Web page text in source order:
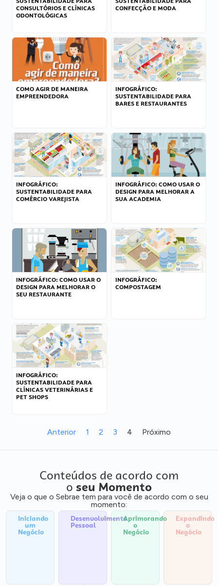
CONSULTÓRIOS E CLÍNICAS
ODONTOLÓGICAS
CONFECÇÃO E MODA
COMO AGIR DE MANEIRA
EMPREENDEDORA
INFOGRÁFICO:
SUSTENTABILIDADE PARA
BARES E RESTAURANTES
INFOGRÁFICO:
SUSTENTABILIDADE PARA
COMÉRCIO VAREJISTA
INFOGRÁFICO: COMO USAR O
DESIGN PARA MELHORAR A
SUA ACADEMIA
INFOGRÁFICO: COMO USAR O
DESIGN PARA MELHORAR O
SEU RESTAURANTE
INFOGRÁFICO:
COMPOSTAGEM
INFOGRÁFICO:
SUSTENTABILIDADE PARA
CLÍNICAS VETERINÁRIAS E
PET SHOPS
Anterior 1 2 3 4 Próximo
Conteúdos de acordo com
o seu Momento
Veja o que o Sebrae tem para você de acordo com o seu
momento:
Iniciando
um
Negócio
Desenvolvimento
Pessoal
Aprimorando
o
Negócio
Expandindo
o
Negócio